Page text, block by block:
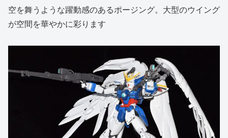
空を舞うような躍動感のあるポージング。大型のウイング
が空間を華やかに彩ります